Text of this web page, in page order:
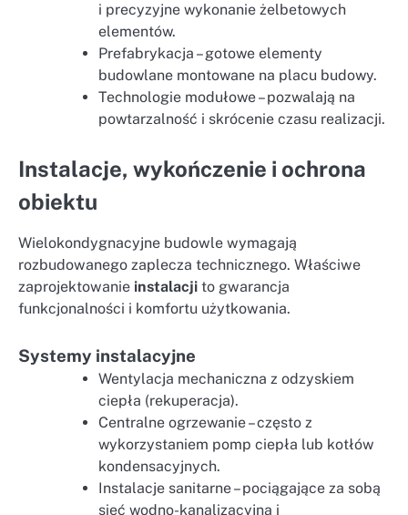
i precyzyjne wykonanie żelbetowych
elementów.
Prefabrykacja – gotowe elementy
budowlane montowane na placu budowy.
Technologie modułowe – pozwalają na
powtarzalność i skrócenie czasu realizacji.
Instalacje, wykończenie i ochrona
obiektu
Wielokondygnacyjne budowle wymagają
rozbudowanego zaplecza technicznego. Właściwe
zaprojektowanie instalacji to gwarancja
funkcjonalności i komfortu użytkowania.
Systemy instalacyjne
Wentylacja mechaniczna z odzyskiem
ciepła (rekuperacja).
Centralne ogrzewanie – często z
wykorzystaniem pomp ciepła lub kotłów
kondensacyjnych.
Instalacje sanitarne – pociągające za sobą
sieć wodno-kanalizacyjną i